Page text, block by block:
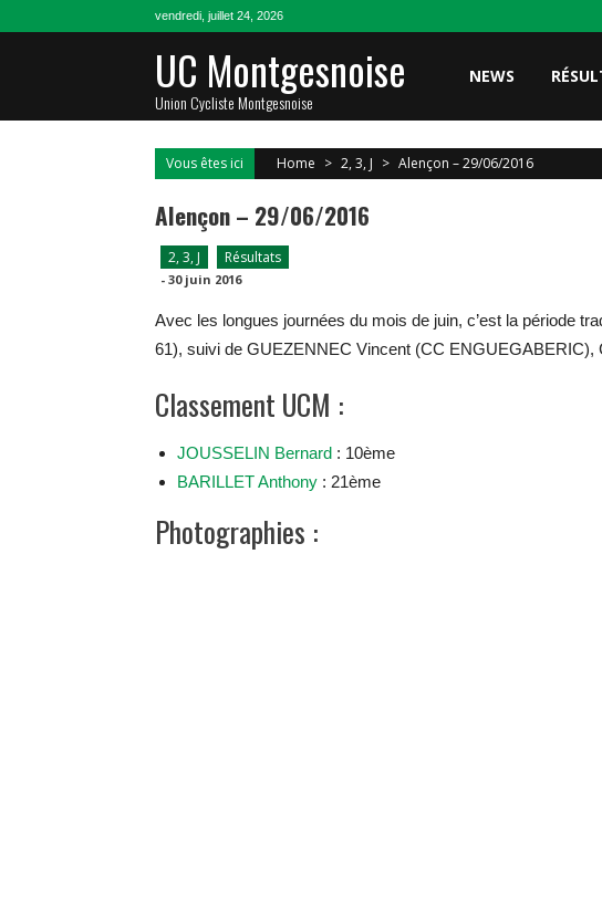
vendredi, juillet 24, 2026
UC Montgesnoise
Union Cycliste Montgesnoise
NEWS
Vous êtes ici Home > 2, 3, J > Alençon – 29/06/2016
Alençon – 29/06/2016
2, 3, J Résultats
- 30 juin 2016
Avec les longues journées du mois de juin, c’est la période
61), suivi de GUEZENNEC Vincent (CC
Classement UCM :
JOUSSELIN Bernard : 10ème
BARILLET Anthony : 21ème
Photographies :